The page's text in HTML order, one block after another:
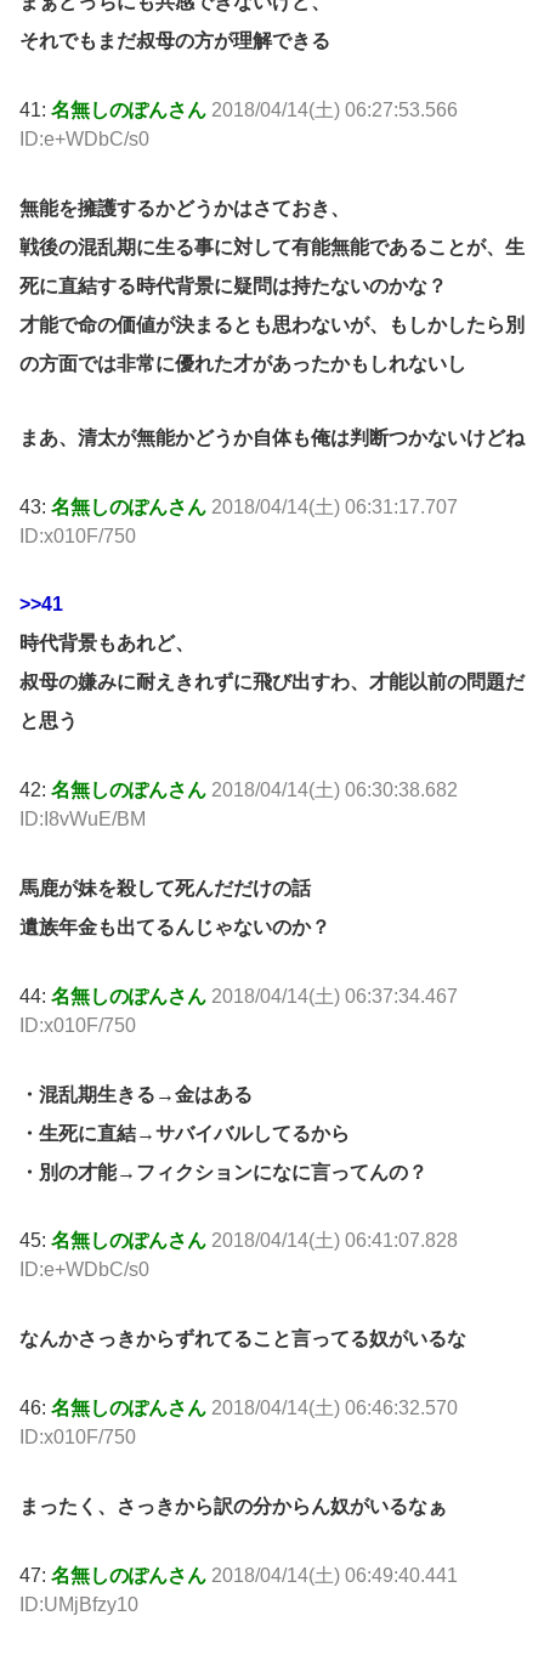
それでもまだ叔母の方が理解できる
41: 名無しのぽんさん 2018/04/14(土) 06:27:53.566
ID:e+WDbC/s0
無能を擁護するかどうかはさておき、
戦後の混乱期に生る事に対して有能無能であることが、生
死に直結する時代背景に疑問は持たないのかな？
才能で命の価値が決まるとも思わないが、もしかしたら別
の方面では非常に優れた才があったかもしれないし
まあ、清太が無能かどうか自体も俺は判断つかないけどね
43: 名無しのぽんさん 2018/04/14(土) 06:31:17.707
ID:x010F/750
>>41
時代背景もあれど、
叔母の嫌みに耐えきれずに飛び出すわ、才能以前の問題だ
と思う
42: 名無しのぽんさん 2018/04/14(土) 06:30:38.682
ID:I8vWuE/BM
馬鹿が妹を殺して死んだだけの話
遺族年金も出てるんじゃないのか？
44: 名無しのぽんさん 2018/04/14(土) 06:37:34.467
ID:x010F/750
・混乱期生きる→金はある
・生死に直結→サバイバルしてるから
・別の才能→フィクションになに言ってんの？
45: 名無しのぽんさん 2018/04/14(土) 06:41:07.828
ID:e+WDbC/s0
なんかさっきからずれてること言ってる奴がいるな
46: 名無しのぽんさん 2018/04/14(土) 06:46:32.570
ID:x010F/750
まったく、さっきから訳の分からん奴がいるなぁ
47: 名無しのぽんさん 2018/04/14(土) 06:49:40.441
ID:UMjBfzy10